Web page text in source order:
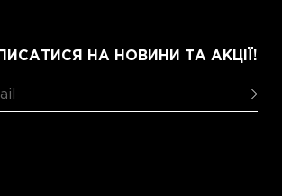
НА НОВИНИ ТА АКЦІЇ!